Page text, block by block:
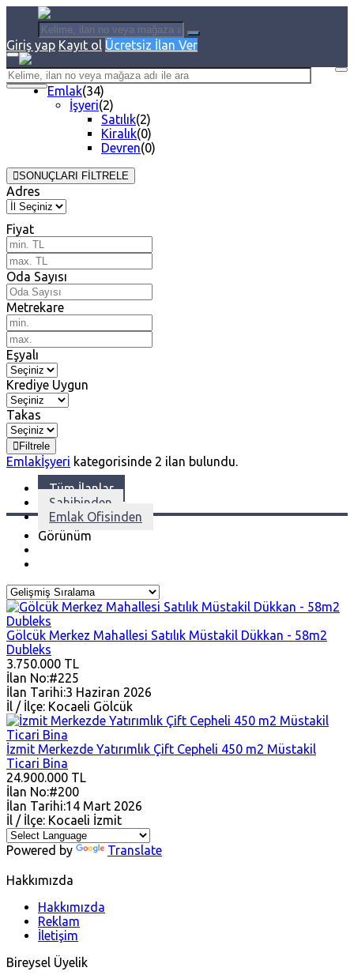
Giriş yap Kayıt ol Ücretsiz İlan Ver
Emlak(34)
İşyeri(2)
Satılık(2)
Kiralık(0)
Devren(0)
SONUÇLARI FİLTRELE
Adres
Fiyat
Oda Sayısı
Metrekare
Eşyalı
Krediye Uygun
Takas
Filtrele
Emlakİşyeri kategorisinde 2 ilan bulundu.
Tüm İlanlar
Sahibinden
Emlak Ofisinden
Görünüm
Gölcük Merkez Mahallesi Satılık Müstakil Dükkan - 58m2
Dubleks
3.750.000 TL
İlan No:#225
İlan Tarihi:3 Haziran 2026
İl / İlçe: Kocaeli Gölcük
İzmit Merkezde Yatırımlık Çift Cepheli 450 m2 Müstakil
Ticari Bina
24.900.000 TL
İlan No:#200
İlan Tarihi:14 Mart 2026
İl / İlçe: Kocaeli İzmit
Powered by Translate
Hakkımızda
Hakkımızda
Reklam
İletişim
Bireysel Üyelik